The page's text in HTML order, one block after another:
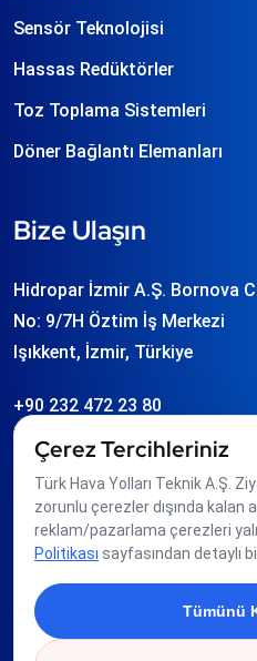
Sensör Teknolojisi
Hassas Redüktörler
Toz Toplama Sistemleri
Döner Bağlantı Elemanları
Bize Ulaşın
Hidropar İzmir A.Ş. Bornova
No: 9/7H Öztim İş Merkezi
Işıkkent, İzmir, Türkiye
+90 232 472 23 80
info
Üyeliklerimiz
Çerez Tercihleriniz
Türk Hava Yolları Teknik A.Ş.
zorunlu çerezler dışında kalan
reklam/pazarlama çerezleri
Politikası sayfasından detaylı
Tümünü